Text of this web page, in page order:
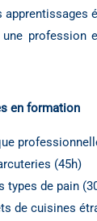
apprentissages
profession
en formation
(45h)
types de pain
de cuisines